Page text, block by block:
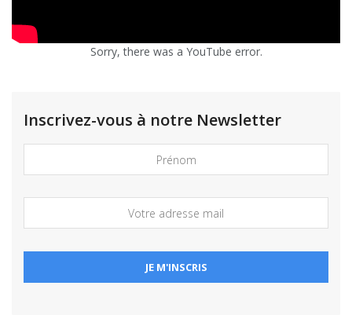
Sorry, there was a YouTube error.
Inscrivez-vous à notre Newsletter